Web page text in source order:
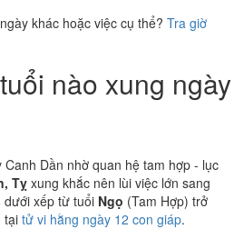
khác hoặc việc cụ thể? Tra giờ
nào xung ngày
Canh Dần nhờ quan hệ tam hợp - lục
Tỵxung khắc nên lùi việc lớn sang
dưới xếp từ tuổi Ngọ (Tam Hợp) trở
tại tử vi hằng ngày 12 con giáp.